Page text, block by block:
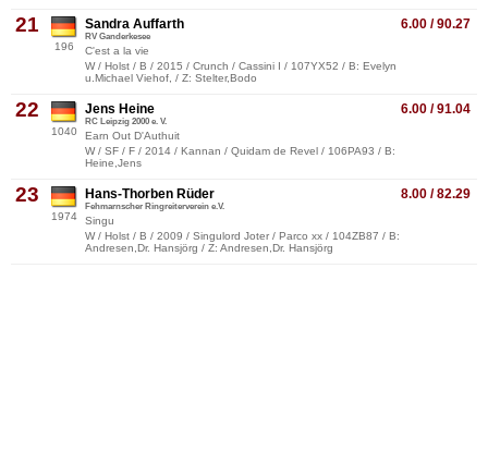
21
196
6.00 / 90.27
Sandra Auffarth
RV Ganderkesee
C'est a la vie
W / Holst / B / 2015 / Crunch / Cassini I / 107YX52 / B: Evelyn
u.Michael Viehof, / Z: Stelter,Bodo
22
1040
6.00 / 91.04
Jens Heine
RC Leipzig 2000 e. V.
Earn Out D'Authuit
W / SF / F / 2014 / Kannan / Quidam de Revel / 106PA93 / B:
Heine,Jens
23
1974
8.00 / 82.29
Hans-Thorben Rüder
Fehmarnscher Ringreiterverein e.V.
Singu
W / Holst / B / 2009 / Singulord Joter / Parco xx / 104ZB87 / B:
Andresen,Dr. Hansjörg / Z: Andresen,Dr. Hansjörg